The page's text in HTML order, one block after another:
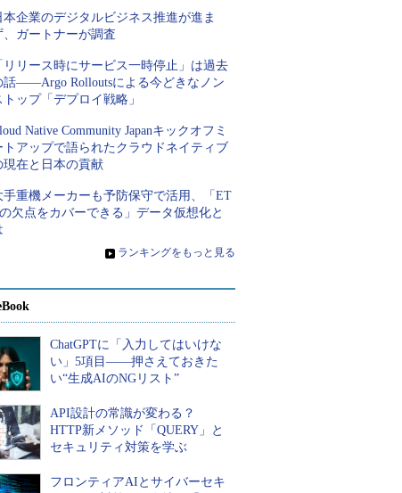
本企業のデジタルビジネス推進が進ま
、ガートナーが調査
リリース時にサービス一時停止」は過去
話――Argo Rolloutsによる今どきなノン
トップ「デプロイ戦略」
Native Community Japanキックオフミ
トアップで語られたクラウドネイティブ
現在と日本の貢献
手重機メーカーも予防保守で活用、「ET
欠点をカバーできる」データ仮想化と
» ランキングをもっと見る
ChatGPTに「入力してはいけな
い」5項目――押さえておきた
い“生成AIのNGリスト”
API設計の常識が変わる？
HTTP新メソッド「QUERY」と
セキュリティ対策を学ぶ
フロンティアAIとサイバーセキ